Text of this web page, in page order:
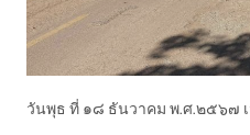
วันพุธ ที่ ๑๘ ธันวาคม พ.ศ.๒๕๖๗